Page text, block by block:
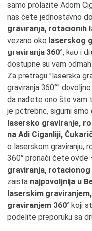
samo prolazite Adom
nas ćete jednostavno
graviranja, rotacionih
vezano oko laserskog
graviranja 360°, kao i
dostupne su vam odmah.
Za pretragu "laserska
graviranja 360°"
da nađete ono što vam
je potrebno, sigurni
lasersko graviranje,
na Adi Ciganliji,
o laserskom graviranju,
360° pronaći ćete ovde
graviranja, rotacionog
zaista najpovoljnija u
laserskim
graviranjem 360° koji
podelite preporuku sa